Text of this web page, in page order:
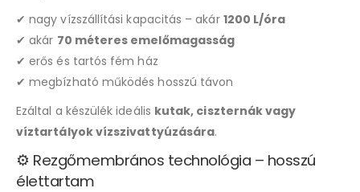
✔ nagy vízszállítási kapacitás – akár 1200 L/óra
✔ akár 70 méteres emelőmagasság
✔ erős és tartós fém ház
✔ megbízható működés hosszú távon
Ezáltal a készülék ideális kutak, ciszternák vagy
víztartályok vízszivattyúzására.
⚙️ Rezgőmembrános technológia – hosszú
élettartam